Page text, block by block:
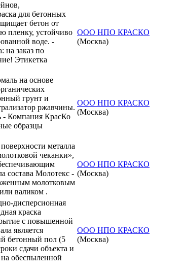
для бетонных
бетон от
пленку, устойчиво
воде. -
на заказ по
Этикетка
ООО НПО КРАСКО
(Москва)
на основе
грунт и
ржавчины.
- Компания КрасКо
образцы
ООО НПО КРАСКО
(Москва)
металла
чеканки»,
состава Молотекс -
молотковым
валиком .
ООО НПО КРАСКО
(Москва)
дисперсионная
краска
с повышенной
является
бетонный пол (5
сдачи объекта и
на обеспыленной
ООО НПО КРАСКО
(Москва)